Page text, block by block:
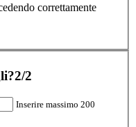
correttamente
2/2
Inserire massimo 200